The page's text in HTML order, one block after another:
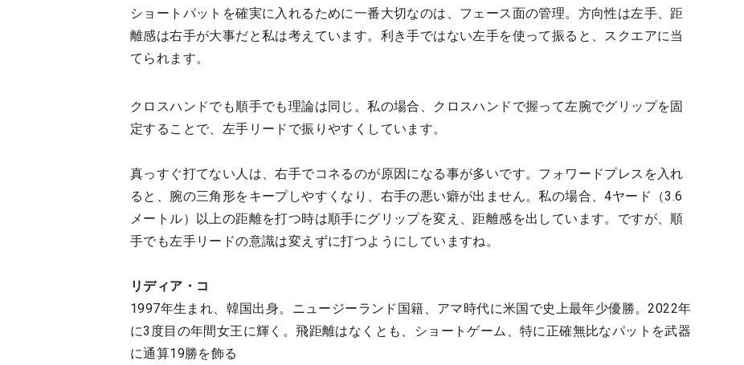
ショートパットを確実に入れるために一番大切なのは、フェース面の管理。方向性は左手、距
離感は右手が大事だと私は考えています。利き手ではない左手を使って振ると、スクエアに当
てられます。
クロスハンドでも順手でも理論は同じ。私の場合、クロスハンドで握って左腕でグリップを固
定することで、左手リードで振りやすくしています。
真っすぐ打てない人は、右手でコネるのが原因になる事が多いです。フォワードプレスを入れ
ると、腕の三角形をキープしやすくなり、右手の悪い癖が出ません。私の場合、4ヤード（3.6
メートル）以上の距離を打つ時は順手にグリップを変え、距離感を出しています。ですが、順
手でも左手リードの意識は変えずに打つようにしていますね。
リディア・コ
1997年生まれ、韓国出身。ニュージーランド国籍、アマ時代に米国で史上最年少優勝。2022年
に3度目の年間女王に輝く。飛距離はなくとも、ショートゲーム、特に正確無比なパットを武器
に通算19勝を飾る